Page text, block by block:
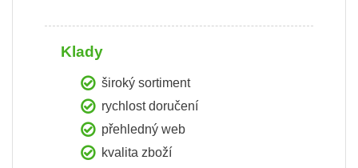
Klady
široký sortiment
rychlost doručení
přehledný web
kvalita zboží